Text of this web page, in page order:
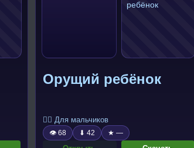
Орущий ребёнок
🧍‍♂️ Для мальчиков
👁 68 ⬇ 42 ★ —